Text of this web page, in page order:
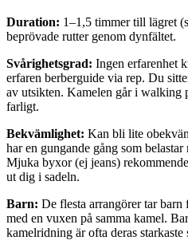
Duration: 1–1,5 timmer till lägret
beprövade rutter genom dynfältet.
Svårighetsgrad: Ingen erfarenhet
erfaren berberguide via rep. Du
av utsikten. Kamelen går i walking
farligt.
Bekvämlighet: Kan bli lite
har en gungande gång som
Mjuka byxor (ej jeans)
ut dig i sadeln.
Barn: De flesta arrangörer tar
med en vuxen på samma kamel.
kamelridning är ofta deras starkaste